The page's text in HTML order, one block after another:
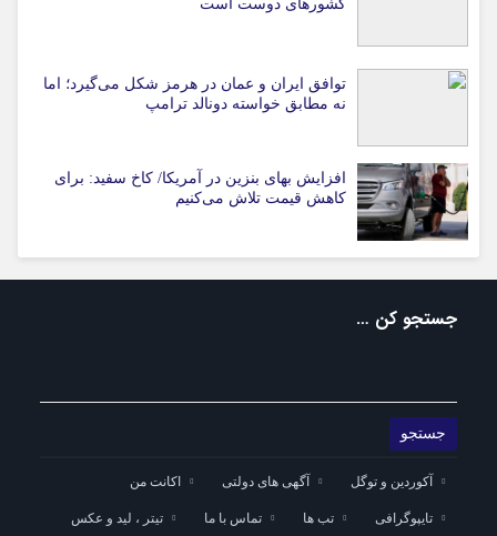
کشورهای دوست است
توافق ایران و عمان در هرمز شکل می‌گیرد؛ اما
نه مطابق خواسته دونالد ترامپ
افزایش بهای بنزین در آمریکا/ کاخ سفید: برای
کاهش قیمت تلاش می‌کنیم
جستجو کن …
آکوردین و توگل آگهی های دولتی اکانت من
تایپوگرافی تب ها تماس با ما تیتر ، لید و عکس